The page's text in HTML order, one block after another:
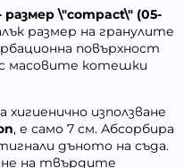
\"compact\" (05-
размер на гранулите
повърхност
с масовите котешки
използване
, е само 7 см. Абсорбира
дъното на съда.
на твърдите